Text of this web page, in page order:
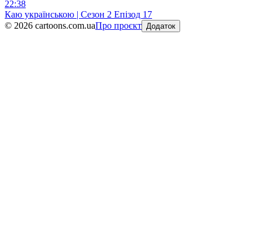
22:38
Каю українською | Сезон 2 Епізод 17
© 2026 cartoons.com.uaПро проєкт Додаток